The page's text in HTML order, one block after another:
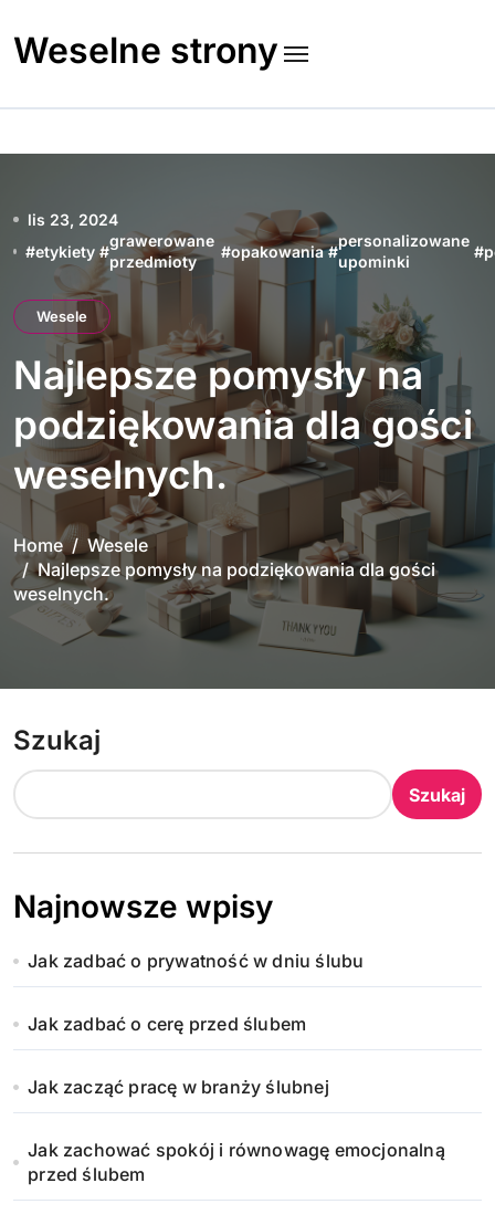
to
content
Weselne strony
lis 23, 2024
#etykiety #
grawerowane
przedmioty
#opakowania #
personalizowane
upominki
#
Wesele
Najlepsze pomysły na
podziękowania dla gości
weselnych.
Home
Wesele
Najlepsze pomysły na podziękowania dla gości
weselnych.
Szukaj
Szukaj
Najnowsze wpisy
Jak zadbać o prywatność w dniu ślubu
Jak zadbać o cerę przed ślubem
Jak zacząć pracę w branży ślubnej
Jak zachować spokój i równowagę emocjonalną
przed ślubem